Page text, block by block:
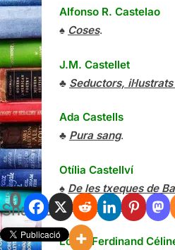
0
Shares
Alfonso R. Castelao
♠ Coses.
J.M. Castellet
♣ Seductors,
Ada Castells
♣ Pura sang.
Otília Castellví
♠ De les txeques de
l’Alemanya nazi
Louis-Ferdinand